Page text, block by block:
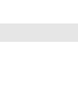
کار و ویژگی‌های
و رباعی علاقه
برد.